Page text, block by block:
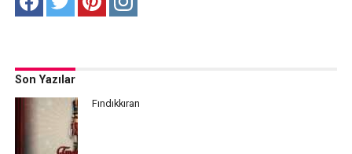
Son Yazılar
Fındıkkıran